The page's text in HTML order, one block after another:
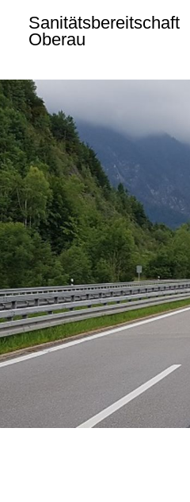
Sanitätsbereitschaft
Oberau